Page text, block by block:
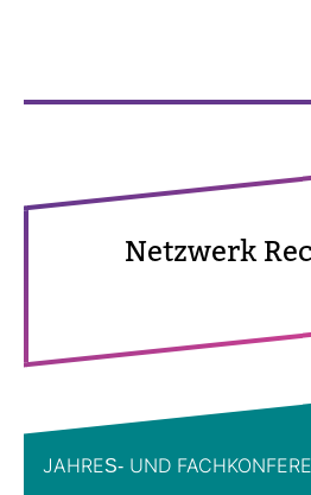
Netz­werk
JAHRES-​ UND